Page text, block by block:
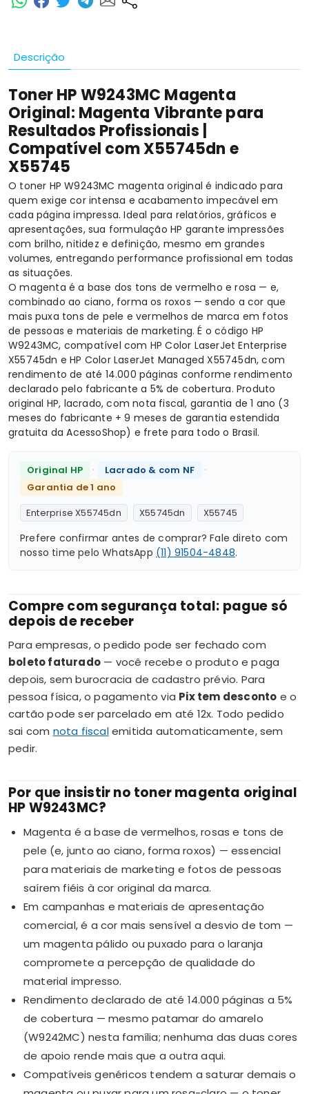
Descrição
Toner HP W9243MC Magenta
Original: Magenta Vibrante para
Resultados Profissionais |
Compatível com X55745dn e
X55745
O toner HP W9243MC magenta original é indicado para
quem exige cor intensa e acabamento impecável em
cada página impressa. Ideal para relatórios, gráficos e
apresentações, sua formulação HP garante impressões
com brilho, nitidez e definição, mesmo em grandes
volumes, entregando performance profissional em todas
as situações.
O magenta é a base dos tons de vermelho e rosa — e,
combinado ao ciano, forma os roxos — sendo a cor que
mais puxa tons de pele e vermelhos de marca em fotos
de pessoas e materiais de marketing. É o código HP
W9243MC, compatível com HP Color LaserJet Enterprise
X55745dn e HP Color LaserJet Managed X55745dn, com
rendimento de até 14.000 páginas conforme rendimento
declarado pelo fabricante a 5% de cobertura. Produto
original HP, lacrado, com nota fiscal, garantia de 1 ano (3
meses do fabricante + 9 meses de garantia estendida
gratuita da AcessoShop) e frete para todo o Brasil.
Original HP · Lacrado & com NF ·
Garantia de 1 ano
Enterprise X55745dn
X55745dn X55745
Prefere confirmar antes de comprar? Fale direto com
nosso time pelo WhatsApp (11) 91504-4848.
Compre com segurança total: pague só
depois de receber
Para empresas, o pedido pode ser fechado com
boleto faturado — você recebe o produto e paga
depois, sem burocracia de cadastro prévio. Para
pessoa física, o pagamento via Pix tem desconto e o
cartão pode ser parcelado em até 12x. Todo pedido
sai com nota fiscalemitida automaticamente, sem
pedir.
Por que insistir no toner magenta original
HP W9243MC?
Magenta é a base de vermelhos, rosas e tons de
pele (e, junto ao ciano, forma roxos) — essencial
para materiais de marketing e fotos de pessoas
saírem fiéis à cor original da marca.
Em campanhas e materiais de apresentação
comercial, é a cor mais sensível a desvio de tom —
um magenta pálido ou puxado para o laranja
compromete a percepção de qualidade do
material impresso.
Rendimento declarado de até 14.000 páginas a 5%
de cobertura — mesmo patamar do amarelo
(W9242MC) nesta família; nenhuma das duas cores
de apoio rende mais que a outra aqui.
Compatíveis genéricos tendem a saturar demais o